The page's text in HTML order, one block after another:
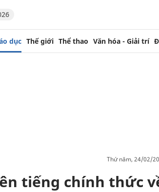
dục Thế giới Thể thao Văn hóa - Giải trí
thứ năm, 24/02/
tiếng chính thức